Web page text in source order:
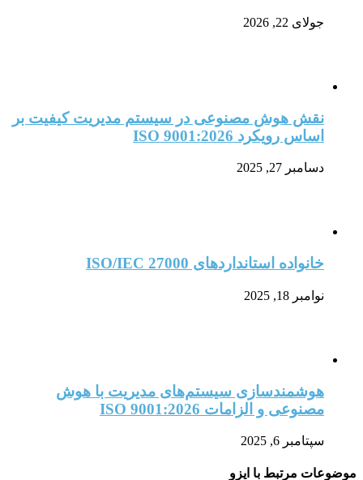
جولای 22, 2026
نقش هوش مصنوعی در سیستم مدیریت کیفیت بر
اساس رویکرد ISO 9001:2026
دسامبر 27, 2025
خانواده استانداردهای ISO/IEC 27000
نوامبر 18, 2025
هوشمندسازی سیستم‌های مدیریت با هوش
مصنوعی و الزامات ISO 9001:2026
سپتامبر 6, 2025
موضوعات مرتبط با ایزو